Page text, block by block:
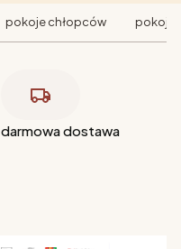
pokoje chłopców pokoje
darmowa dostawa